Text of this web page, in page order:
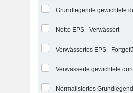
Netto EPS - Verwässert